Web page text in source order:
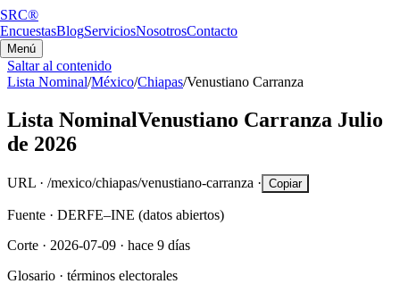
SRC®
EncuestasBlogServiciosNosotrosContacto
Menú
Saltar al contenido
Lista Nominal/México/Chiapas/Venustiano Carranza
Lista NominalVenustiano Carranza Julio
de 2026
URL · /mexico/chiapas/venustiano-carranza · Copiar
Fuente · DERFE–INE (datos abiertos)
Corte · 2026-07-09 · hace 9 días
Glosario · términos electorales